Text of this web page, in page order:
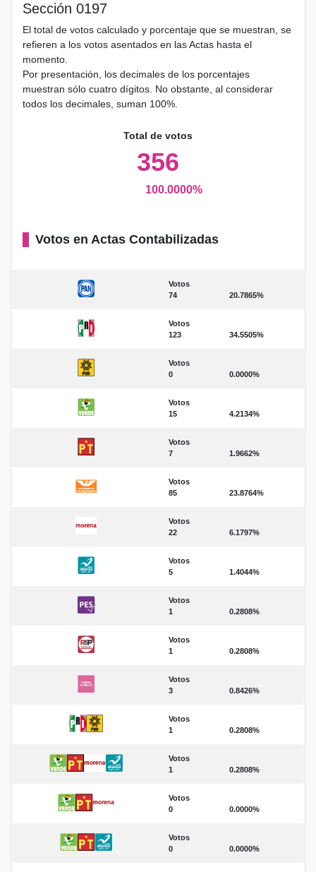
Sección 0197
El total de votos calculado y porcentaje que se muestran, se
refieren a los votos asentados en las Actas hasta el
momento.
Por presentación, los decimales de los porcentajes
muestran sólo cuatro dígitos. No obstante, al considerar
todos los decimales, suman 100%.
Total de votos
356
100.0000%
Votos en Actas Contabilizadas
Votos
74
20.7865%
Votos
123
34.5505%
Votos
0
0.0000%
Votos
15
4.2134%
Votos
7
1.9662%
Votos
85
23.8764%
Votos
22
6.1797%
Votos
5
1.4044%
Votos
1
0.2808%
Votos
1
0.2808%
Votos
3
0.8426%
Votos
1
0.2808%
Votos
1
0.2808%
Votos
0
0.0000%
Votos
0
0.0000%